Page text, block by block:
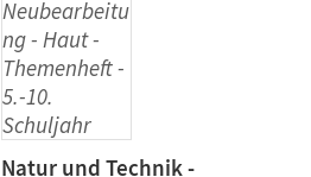
Natur und Technik -